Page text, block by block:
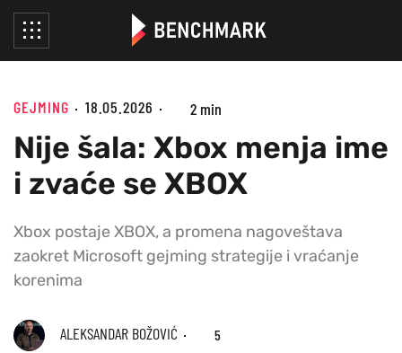
GEJMING 18.05.2026 2 min
Nije šala: Xbox menja ime
i zvaće se XBOX
Xbox postaje XBOX, a promena nagoveštava
zaokret Microsoft gejming strategije i vraćanje
korenima
ALEKSANDAR BOŽOVIĆ 5